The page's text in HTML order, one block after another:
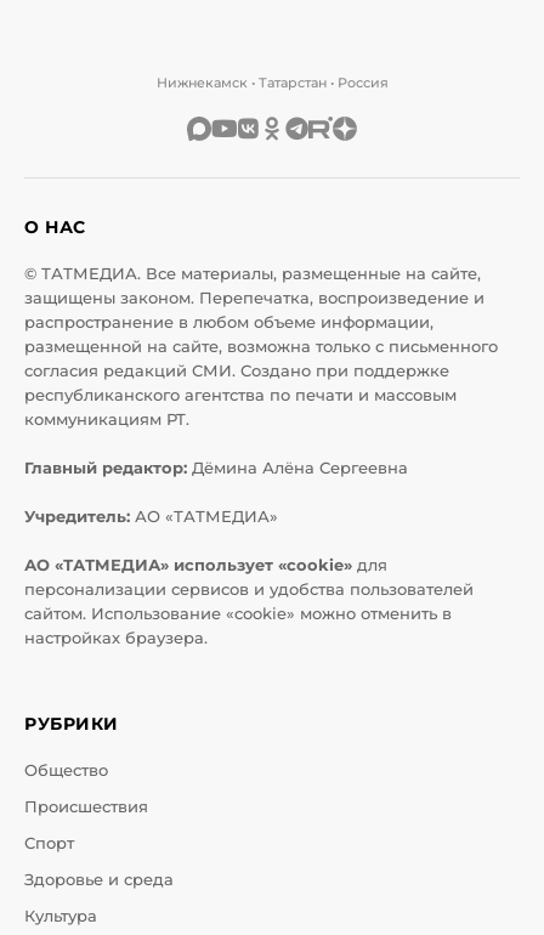
Нижнекамск • Татарстан • Россия
О НАС
© ТАТМЕДИА. Все материалы, размещенные на сайте,
защищены законом. Перепечатка, воспроизведение и
распространение в любом объеме информации,
размещенной на сайте, возможна только с письменного
согласия редакций СМИ. Создано при поддержке
республиканского агентства по печати и массовым
коммуникациям РТ.
Главный редактор: Дёмина Алёна Сергеевна
Учредитель: АО «ТАТМЕДИА»
АО «ТАТМЕДИА» использует «cookie» для
персонализации сервисов и удобства пользователей
сайтом. Использование «cookie» можно отменить в
настройках браузера.
РУБРИКИ
Общество
Происшествия
Спорт
Здоровье и среда
Культура